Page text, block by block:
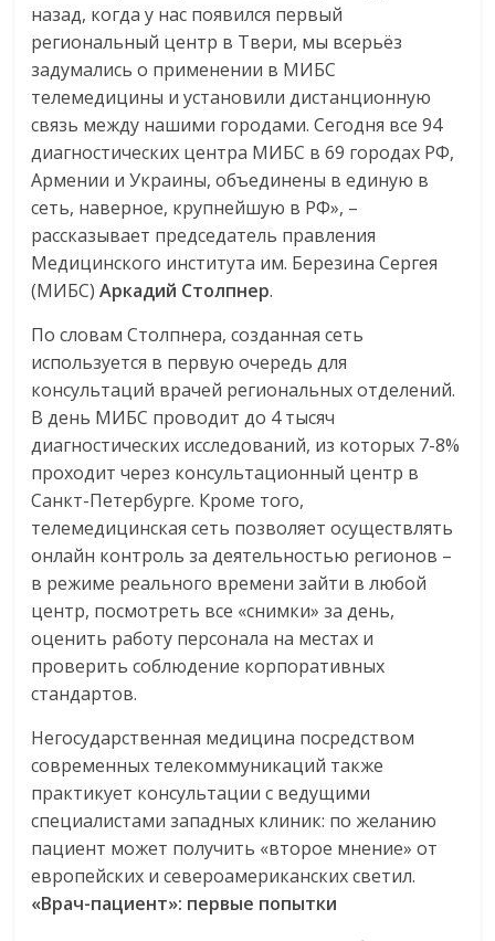
назад, когда у нас появился первый
региональный центр в Твери, мы всерьёз
задумались о применении в МИБС
телемедицины и установили дистанционную
связь между нашими городами. Сегодня все 94
диагностических центра МИБС в 69 городах РФ,
Армении и Украины, объединены в единую в
сеть, наверное, крупнейшую в РФ», –
рассказывает председатель правления
Медицинского института им. Березина Сергея
(МИБС)Аркадий Столпнер.
По словам Столпнера, созданная сеть
используется в первую очередь для
консультаций врачей региональных отделений.
В день МИБС проводит до 4 тысяч
диагностических исследований, из которых 7-8%
проходит через консультационный центр в
Санкт-Петербурге. Кроме того,
телемедицинская сеть позволяет осуществлять
онлайн контроль за деятельностью регионов –
в режиме реального времени зайти в любой
центр, посмотреть все «снимки» за день,
оценить работу персонала на местах и
проверить соблюдение корпоративных
стандартов.
Негосударственная медицина посредством
современных телекоммуникаций также
практикует консультации с ведущими
специалистами западных клиник: по желанию
пациент может получить «второе мнение» от
европейских и североамериканских светил.
«Врач-пациент»: первые попытки